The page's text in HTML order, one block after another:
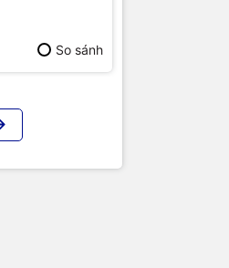
So sánh